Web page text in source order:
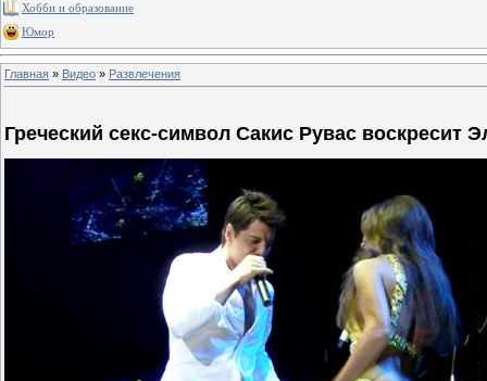
Хобби и образование
Юмор
Главная » Видео » Развлечения
Греческий секс-символ Сакис Рувас воскресит